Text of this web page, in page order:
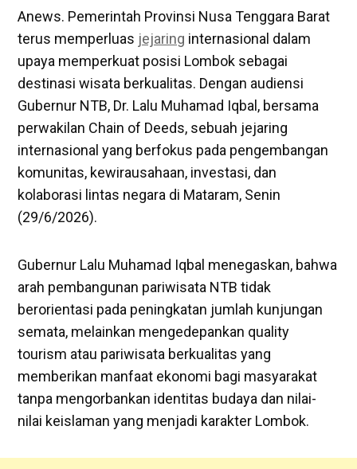
Anews. Pemerintah Provinsi Nusa Tenggara Barat
terus memperluas jejaring internasional dalam
upaya memperkuat posisi Lombok sebagai
destinasi wisata berkualitas. Dengan audiensi
Gubernur NTB, Dr. Lalu Muhamad Iqbal, bersama
perwakilan Chain of Deeds, sebuah jejaring
internasional yang berfokus pada pengembangan
komunitas, kewirausahaan, investasi, dan
kolaborasi lintas negara di Mataram, Senin
(29/6/2026).
Gubernur Lalu Muhamad Iqbal menegaskan, bahwa
arah pembangunan pariwisata NTB tidak
berorientasi pada peningkatan jumlah kunjungan
semata, melainkan mengedepankan quality
tourism atau pariwisata berkualitas yang
memberikan manfaat ekonomi bagi masyarakat
tanpa mengorbankan identitas budaya dan nilai-
nilai keislaman yang menjadi karakter Lombok.